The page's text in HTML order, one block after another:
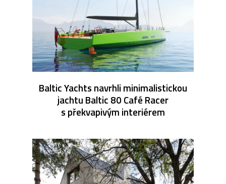
Baltic Yachts navrhli minimalistickou
jachtu Baltic 80 Café Racer
s překvapivým interiérem